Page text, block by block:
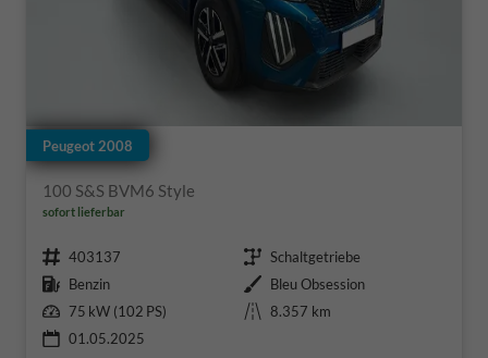
Peugeot 2008
100 S&S BVM6 Style
sofort lieferbar
Fahrzeugnr. 403137 Getriebe Schaltgetriebe
Kraftstoff Benzin Außenfarbe Bleu Obsession
Leistung 75 kW (102 PS) Kilometerstand
8.357 km
01.05.2025